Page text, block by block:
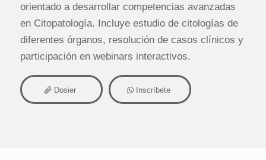
orientado a desarrollar competencias avanzadas
en Citopatología. Incluye estudio de citologías de
diferentes órganos, resolución de casos clínicos y
participación en webinars interactivos.
Dosier Inscríbete